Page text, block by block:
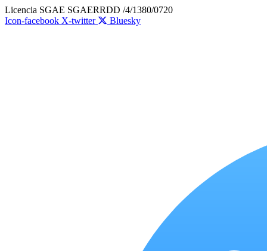
Ir
al
Licencia SGAE SGAERRDD /4/1380/0720
Icon-facebook X-twitter Bluesky